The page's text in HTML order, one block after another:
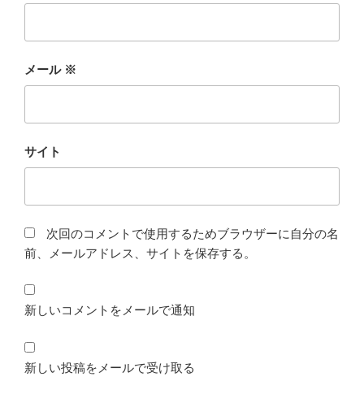
メール ※
サイト
次回のコメントで使用するためブラウザーに自分の名
前、メールアドレス、サイトを保存する。
新しいコメントをメールで通知
新しい投稿をメールで受け取る